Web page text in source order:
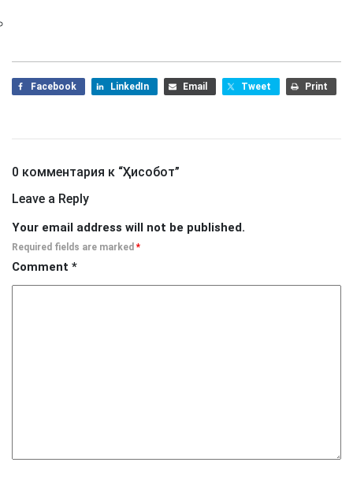
Facebook LinkedIn Email Tweet Print
0 комментария к “Ҳисобот”
Leave a Reply
Your email address will not be published.
Required fields are marked *
Comment *